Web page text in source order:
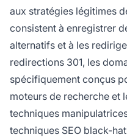
aux stratégies légitimes
consistent à enregistrer
alternatifs et à les
redirections 301, les
spécifiquement conçus
moteurs de recherche et
techniques
techniques SEO black-